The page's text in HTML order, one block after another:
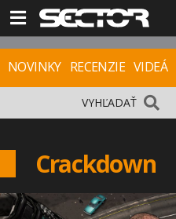
NOVINKY RECENZIE VIDEÁ
VYHĽADAŤ
Crackdown